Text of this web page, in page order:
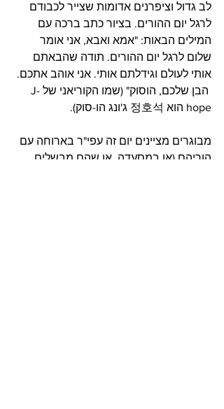
לב גדול וציפרנים אדומות שצייר לכבודם
לרגל יום ההורים. בציור כתב ברכה עם
המילים הבאות: "אמא ואבא, אני אומר
שלום לרגל יום ההורים. תודה שהבאתם
אותי לעולם וגידלתם אותי. אני אוהב אתכם.
הבן שלכם, הוסוק" (שמו הקוריאני של J-
hope הוא 정호석 ג'ונג הו-סוק).
מבוגרים מציינים יום זה עפי"ר בארוחה עם
הוריהם (או במסעדה, או שהם מבשלים